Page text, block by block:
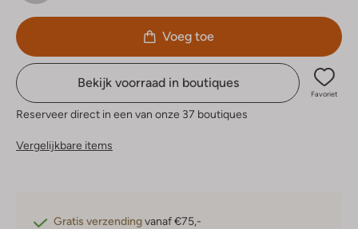
Voeg toe
Bekijk voorraad in boutiques
Favoriet
Reserveer direct in een van onze 37 boutiques
Vergelijkbare items
Gratis verzendingvanaf €75,-